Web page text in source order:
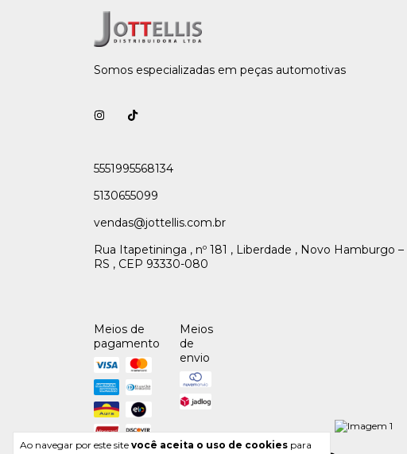
Ao navegar por este site você aceita o uso de cookies para
Somos especializadas em peças automotivas
5551995568134
5130655099
vendas@jottellis.com.br
Rua Itapetininga , nº 181 , Liberdade , Novo Hamburgo –
RS , CEP 93330-080
Meios de
pagamento
Meios
de
envio